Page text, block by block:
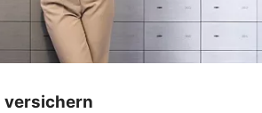
versichern